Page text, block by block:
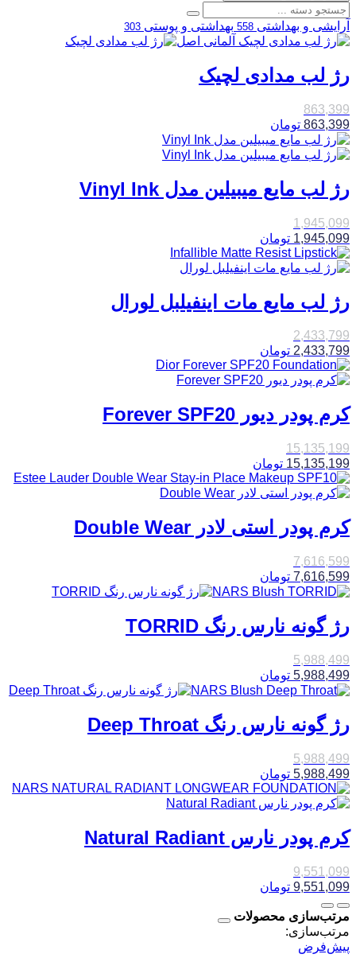
آرایشی و بهداشتی 558 بهداشتی و پوستی 303
رژ لب مدادی لچیک
863,399
863,399 تومان
رژ لب مایع میبیلین مدل Vinyl Ink
1,945,099
1,945,099 تومان
رژ لب مایع مات اینفیلبل لورال
2,433,799
2,433,799 تومان
کرم پودر دیور Forever SPF20
15,135,199
15,135,199 تومان
کرم پودر استی لادر Double Wear
7,616,599
7,616,599 تومان
رژ گونه نارس رنگ TORRID
5,988,499
5,988,499 تومان
رژ گونه نارس رنگ Deep Throat
5,988,499
5,988,499 تومان
کرم پودر نارس Natural Radiant
9,551,099
9,551,099 تومان
مرتب‌سازی محصولات
مرتب‌سازی:
پیش‌فرض